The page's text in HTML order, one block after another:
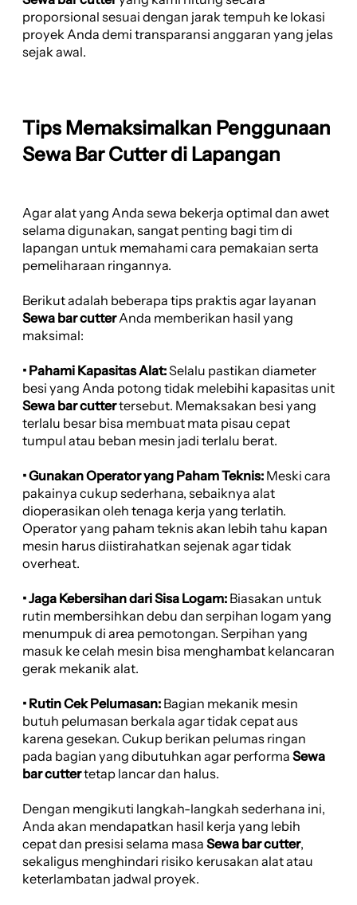
proporsional sesuai dengan jarak tempuh ke lokasi
proyek Anda demi transparansi anggaran yang jelas
sejak awal.
Tips Memaksimalkan Penggunaan
Sewa Bar Cutter di Lapangan
Agar alat yang Anda sewa bekerja optimal dan awet
selama digunakan, sangat penting bagi tim di
lapangan untuk memahami cara pemakaian serta
pemeliharaan ringannya.
Berikut adalah beberapa tips praktis agar layanan
Sewa bar cutterAnda memberikan hasil yang
maksimal:
• Pahami Kapasitas Alat:Selalu pastikan diameter
besi yang Anda potong tidak melebihi kapasitas unit
Sewa bar cuttertersebut. Memaksakan besi yang
terlalu besar bisa membuat mata pisau cepat
tumpul atau beban mesin jadi terlalu berat.
• Gunakan Operator yang Paham Teknis: Meski cara
pakainya cukup sederhana, sebaiknya alat
dioperasikan oleh tenaga kerja yang terlatih.
Operator yang paham teknis akan lebih tahu kapan
mesin harus diistirahatkan sejenak agar tidak
overheat.
• Jaga Kebersihan dari Sisa Logam: Biasakan untuk
rutin membersihkan debu dan serpihan logam yang
menumpuk di area pemotongan. Serpihan yang
masuk ke celah mesin bisa menghambat kelancaran
gerak mekanik alat.
• Rutin Cek Pelumasan: Bagian mekanik mesin
butuh pelumasan berkala agar tidak cepat aus
karena gesekan. Cukup berikan pelumas ringan
pada bagian yang dibutuhkan agar performa Sewa
bar cuttertetap lancar dan halus.
Dengan mengikuti langkah-langkah sederhana ini,
Anda akan mendapatkan hasil kerja yang lebih
cepat dan presisi selama masa Sewa bar cutter,
sekaligus menghindari risiko kerusakan alat atau
keterlambatan jadwal proyek.